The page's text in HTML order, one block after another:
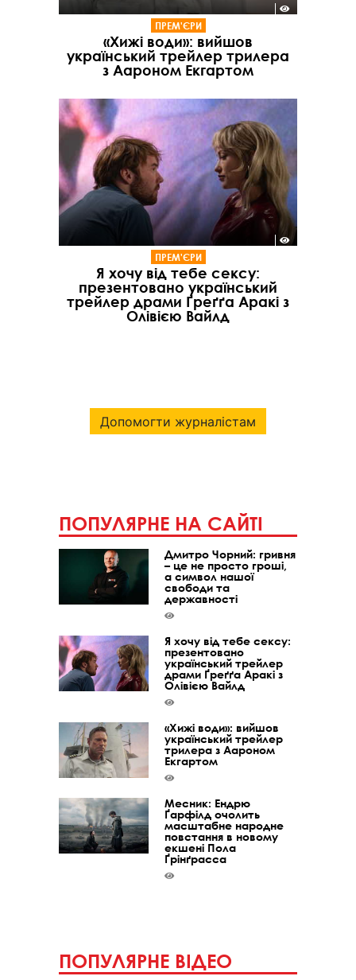
ПРЕМ'ЄРИ
«Хижі води»: вийшов
український трейлер трилера
з Аароном Екгартом
ПРЕМ'ЄРИ
Я хочу від тебе сексу:
презентовано український
трейлер драми Ґреґґа Аракі з
Олівією Вайлд
Допомогти журналістам
ПОПУЛЯРНЕ НА САЙТІ
Дмитро Чорний: гривня
– це не просто гроші,
а символ нашої
свободи та
державності
Я хочу від тебе сексу:
презентовано
український трейлер
драми Ґреґґа Аракі з
Олівією Вайлд
«Хижі води»: вийшов
український трейлер
трилера з Аароном
Екгартом
Месник: Ендрю
Ґарфілд очолить
масштабне народне
повстання в новому
екшені Пола
Ґрінґрасса
ПОПУЛЯРНЕ ВІДЕО